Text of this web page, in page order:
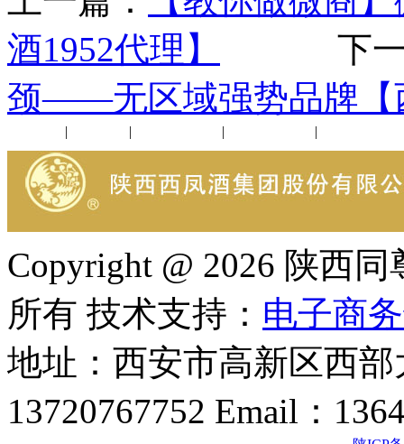
酒1952代理】
下一
颈——无区域强势品牌【
| | | |
Copyright @ 2026 陕西
所有 技术支持： 电子商
地址：西安市高新区西
13720767752 Email：